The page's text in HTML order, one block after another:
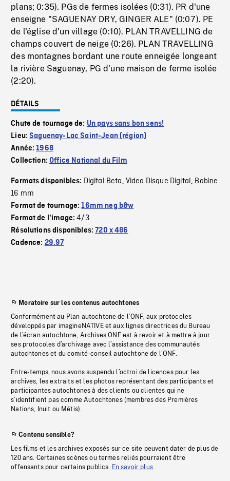
plans; 0:35). PGs de fermes isolées (0:31). PR d'une
enseigne "SAGUENAY DRY, GINGER ALE" (0:07). PE
de l'église d'un village (0:10). PLAN TRAVELLING de
champs couvert de neige (0:26). PLAN TRAVELLING
des montagnes bordant une route enneigée longeant
la rivière Saguenay, PG d'une maison de ferme isolée
(2:20).
DÉTAILS
Chute de tournage de: Un pays sans bon sens!
Lieu:Saguenay-Lac Saint-Jean (région)
Année:1968
Collection:Office National du Film
Formats disponibles: Digital Beta, Video Disque Digital, Bobine
16 mm
Format de tournage:16mm neg b&w
Format de l'image:4/3
Résolutions disponibles:720 x 486
Cadence: 29.97
Moratoire sur les contenus autochtones
Conformément au Plan autochtone de l’ONF, aux protocoles
développés par imagineNATIVE et aux lignes directrices du Bureau
de l’écran autochtone, Archives ONF est à revoir et à mettre à jour
ses protocoles d’archivage avec l’assistance des communautés
autochtones et du comité-conseil autochtone de l’ONF.
Entre-temps, nous avons suspendu l’octroi de licences pour les
archives, les extraits et les photos représentant des participants et
participantes autochtones à des clients ou clientes qui ne
s’identifient pas comme Autochtones (membres des Premières
Nations, Inuit ou Métis).
Contenu sensible?
Les films et les archives exposés sur ce site peuvent dater de plus de
120 ans. Certaines scènes ou termes reliés pourraient être
offensants pour certains publics. En savoir plus